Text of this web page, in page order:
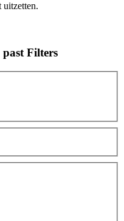
uitzetten.
Filters